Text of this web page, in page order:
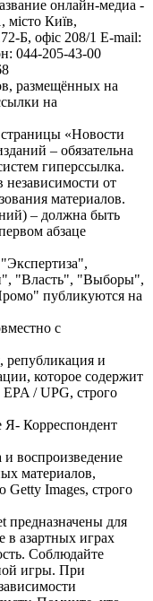
онлайн-медиа -
місто Київ,
Б, офіс 208/1 E-mail:
044-205-43-00
размещённых на
на
«Новости
– обязательна
гиперссылка.
от
материалов.
– должна быть
абзаце
"Власть", "Выборы",
публикуются на
с
републикация и
которое содержит
/ UPG, строго
Я- Корреспондент
воспроизведение
материалов,
Images, строго
предназначены для
в азартных играх
Соблюдайте
игры. При